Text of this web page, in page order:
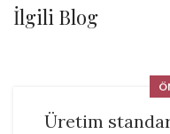
İlgili Blog
Üretim